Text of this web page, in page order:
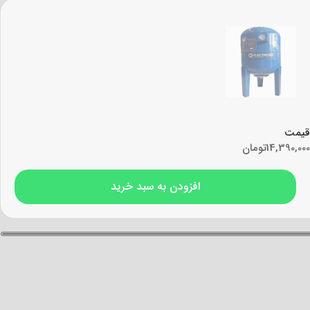
قیمت
تومان14,390,000
افزودن به سبد خرید